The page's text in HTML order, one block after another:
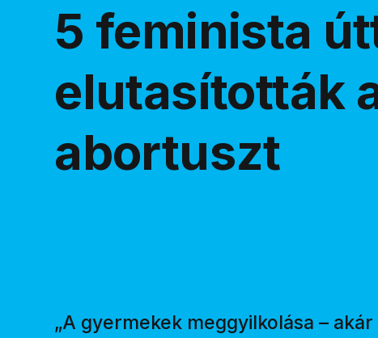
5 feminista
elutasították
abortuszt
„A gyermekek meggyilkolása –